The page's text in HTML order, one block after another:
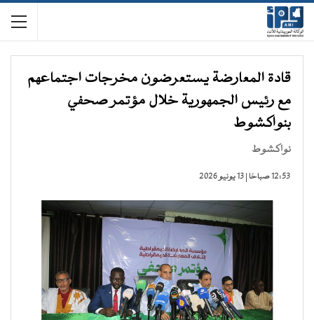
قادة المعارضة يستعرضون مخرجات اجتماعهم
مع رئيس الجمهورية خلال مؤتمر صحفي
بنواكشوط
نواكشوط
12:53 صباحًا | 13 يونيو 2026